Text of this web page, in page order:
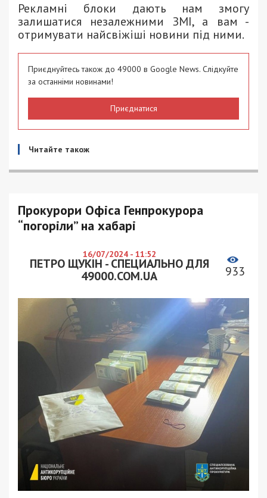
Рекламні блоки дають нам змогу
залишатися незалежними ЗМІ, а вам -
отримувати найсвіжіші новини під ними.
Приєднуйтесь також до 49000 в Google News. Слідкуйте
за останніми новинами!
Приєднатися
Читайте також
Прокурори Офіса Генпрокурора
“погоріли” на хабарі
16/07/2024 - 11:52
ПЕТРО ЩУКІН - СПЕЦИАЛЬНО ДЛЯ
49000.COM.UA
933